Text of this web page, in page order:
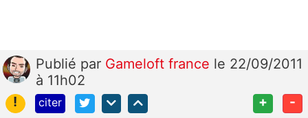
Publié par Gameloft france le 22/09/2011
à 11h02
!
citer + -